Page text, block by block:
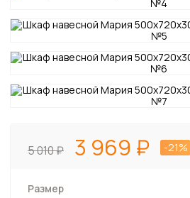
5 010 3 969 -21%
Размер